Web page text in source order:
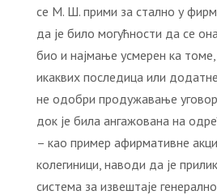
се М. Ш. прими за стално у
да је било могућности да се
био и најмање усмерен ка
икаквих последица или
не одобри продужавање
док је била ангажована на
– као пример афирмативне
колегиници, наводи да је
система за извештаје